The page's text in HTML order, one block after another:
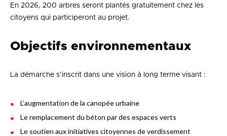
En 2026, 200 arbres seront plantés gratuitement chez les
citoyens qui participeront au projet.
Objectifs environnementaux
La démarche s’inscrit dans une vision à long terme visant :
L’augmentation de la canopée urbaine
Le remplacement du béton par des espaces verts
Le soutien aux initiatives citoyennes de verdissement